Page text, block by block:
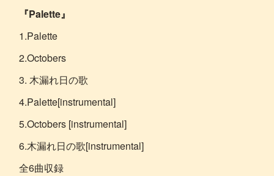
『Palette』
1.Palette
2.Octobers
3. 木漏れ日の歌
4.Palette[instrumental]
5.Octobers [instrumental]
6.木漏れ日の歌[instrumental]
全6曲収録